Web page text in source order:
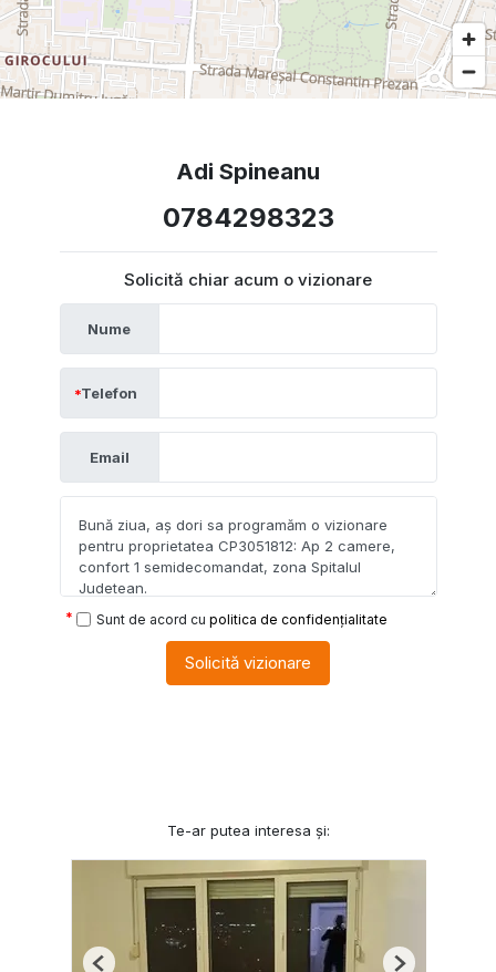
Adi Spineanu
0784298323
Solicită chiar acum o vizionare
Nume
Telefon
Email
Sunt de acord cu politica de confidențialitate
Solicită vizionare
Te-ar putea interesa și: